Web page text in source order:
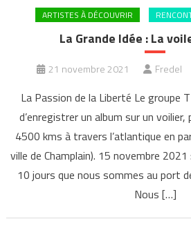
ARTISTES À DÉCOUVRIR
La Grande Idée : La
21 novembre 2021 Fredel
La Passion de la Liberté Le groupe
d’enregistrer un album sur un
4500 kms à travers l’atlantique en
ville de Champlain). 15 novembre
10 jours que nous sommes au port
Nous […]